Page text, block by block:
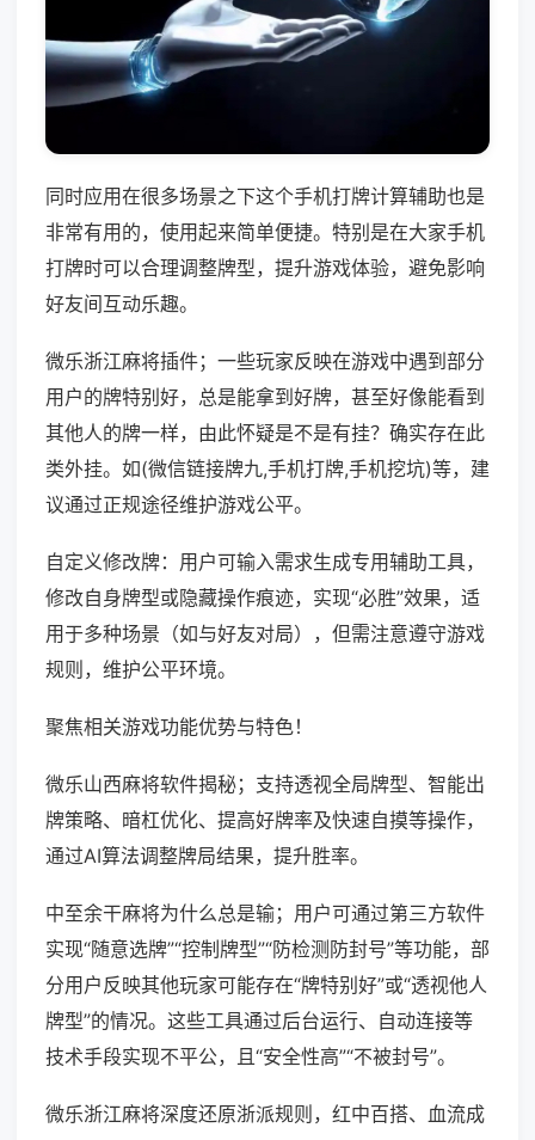
同时应用在很多场景之下这个手机打牌计算辅助也是
非常有用的，使用起来简单便捷。特别是在大家手机
打牌时可以合理调整牌型，提升游戏体验，避免影响
好友间互动乐趣。
微乐浙江麻将插件；一些玩家反映在游戏中遇到部分
用户的牌特别好，总是能拿到好牌，甚至好像能看到
其他人的牌一样，由此怀疑是不是有挂？确实存在此
类外挂。如(微信链接牌九,手机打牌,手机挖坑)等，建
议通过正规途径维护游戏公平。
自定义修改牌：用户可输入需求生成专用辅助工具，
修改自身牌型或隐藏操作痕迹，实现“必胜”效果，适
用于多种场景（如与好友对局），但需注意遵守游戏
规则，维护公平环境。
聚焦相关游戏功能优势与特色！
微乐山西麻将软件揭秘；支持透视全局牌型、智能出
牌策略、暗杠优化、提高好牌率及快速自摸等操作，
通过AI算法调整牌局结果，提升胜率。
中至余干麻将为什么总是输；用户可通过第三方软件
实现“随意选牌”“控制牌型”“防检测防封号”等功能，部
分用户反映其他玩家可能存在“牌特别好”或“透视他人
牌型”的情况。这些工具通过后台运行、自动连接等
技术手段实现不平公，且“安全性高”“不被封号”。
微乐浙江麻将深度还原浙派规则，红中百搭、血流成